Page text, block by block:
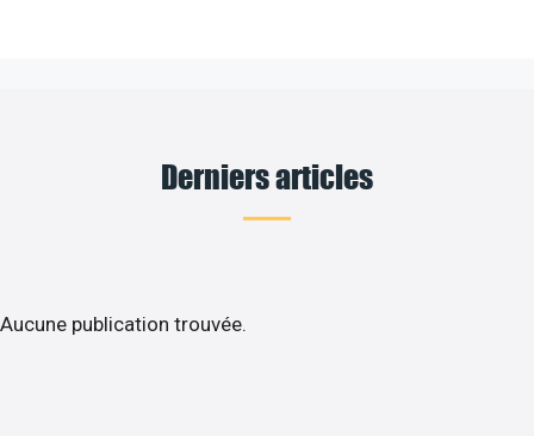
Derniers articles
Aucune publication trouvée.